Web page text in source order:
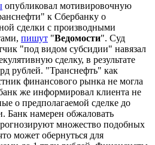
опубликовал мотивировочную
к Сбербанку о
сделки с производными
пишут "Ведомости". Суд
"под видом субсидии" навязал
сделку, в результате
рублей. "Транснефть" как
финансового рынка не могла
же информировал клиента не
о предполагаемой сделке до
Банк намерен обжаловать
множество подобных
может обернуться для